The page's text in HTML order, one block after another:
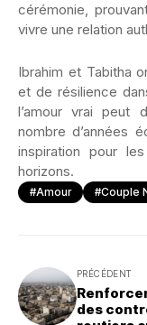
cérémonie,
vivre une relation
Ibrahim et Tabitha
et de résilience
l’amour vrai peut
nombre d’années
inspiration pour
horizons.
#Amour #Couple
PRÉCÉDENT
des